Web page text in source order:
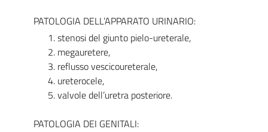
PATOLOGIA DELL’APPARATO URINARIO:
stenosi del giunto pielo-ureterale,
megauretere,
reflusso vescicoureterale,
ureterocele,
valvole dell’uretra posteriore.
PATOLOGIA DEI GENITALI: